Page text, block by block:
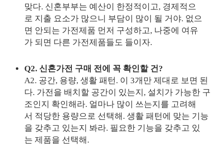
맞다. 신혼부부는 예산이 한정적이고, 경제적으
로 지출 요소가 많으니 부담이 많이 될 거야. 없으
면 안되는 가전제품 먼저 구성하고, 나중에 여유
가 되면 다른 가전제품들도 들이자.
Q2. 신혼가전 구매 전에 꼭 확인할 건?
A2. 공간, 용량, 생활 패턴. 이 3개만 제대로 보면 된
다. 가전을 배치할 공간이 있는지, 설치가 가능한 구
조인지 확인해라. 얼마나 많이 쓰는지를 고려해
서 적당한 용량으로 선택해. 생활 패턴에 맞는 기능
을 갖추고 있는지 봐라. 필요한 기능을 갖추고 있
는 제품을 선택해.